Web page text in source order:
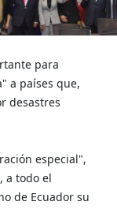
para
a países que,
desastres
especial",
a todo el
de Ecuador su